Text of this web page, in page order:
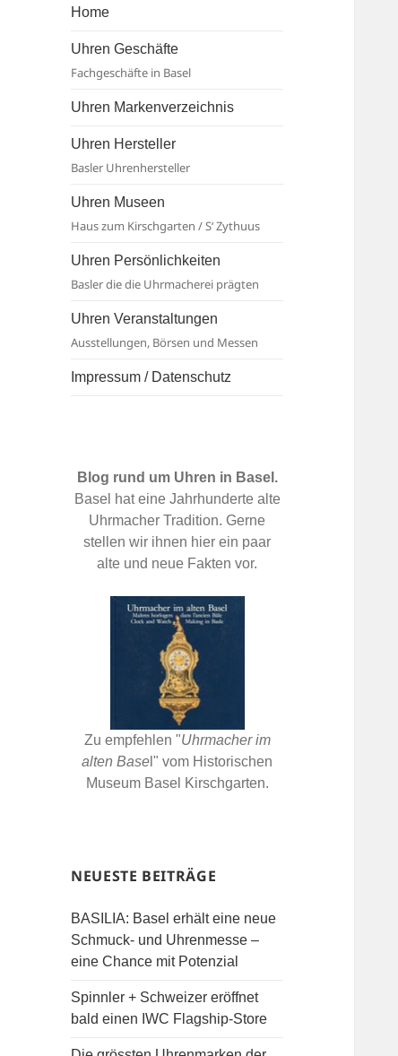
Basel
Home
Uhren Geschäfte
Fachgeschäfte in Basel
Uhren Markenverzeichnis
Uhren Hersteller
Basler Uhrenhersteller
Uhren Museen
Haus zum Kirschgarten / S‘ Zythuus
Uhren Persönlichkeiten
Basler die die Uhrmacherei prägten
Uhren Veranstaltungen
Ausstellungen, Börsen und Messen
Impressum / Datenschutz
Blog rund um Uhren in Basel.
Basel hat eine Jahrhunderte alte
Uhrmacher Tradition. Gerne
stellen wir ihnen hier ein paar
alte und neue Fakten vor.
Zu empfehlen "Uhrmacher im
alten Base l" vom Historischen
Museum Basel Kirschgarten.
NEUESTE BEITRÄGE
BASILIA: Basel erhält eine neue
Schmuck- und Uhrenmesse –
eine Chance mit Potenzial
Spinnler + Schweizer eröffnet
bald einen IWC Flagship-Store